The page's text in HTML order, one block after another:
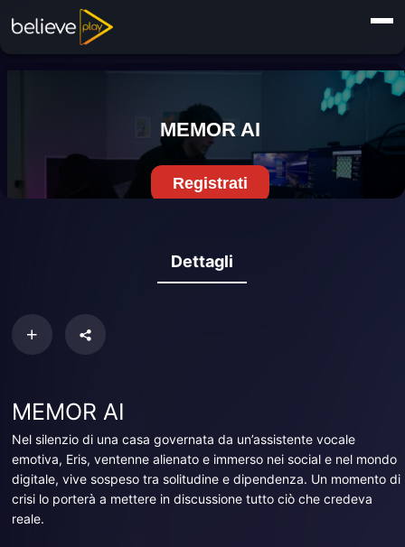
Dettagli
MEMOR AI
Nel silenzio di una casa governata da un’assistente vocale
emotiva, Eris, ventenne alienato e immerso nei social e nel mondo
digitale, vive sospeso tra solitudine e dipendenza. Un momento di
crisi lo porterà a mettere in discussione tutto ciò che credeva
reale.